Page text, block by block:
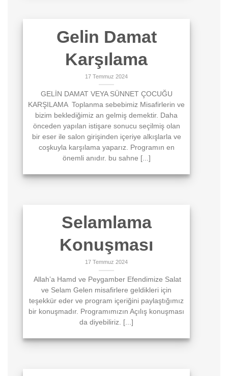
Gelin Damat
Karşılama
17 Temmuz 2024
GELİN DAMAT VEYA SÜNNET ÇOCUĞU
KARŞILAMA Toplanma sebebimiz Misafirlerin ve
bizim beklediğimiz an gelmiş demektir. Daha
önceden yapılan istişare sonucu seçilmiş olan
bir eser ile salon girişinden içeriye alkışlarla ve
coşkuyla karşılama yaparız. Programın en
önemli anıdır. bu sahne [...]
Selamlama
Konuşması
17 Temmuz 2024
Allah’a Hamd ve Peygamber Efendimize Salat
ve Selam Gelen misafirlere geldikleri için
teşekkür eder ve program içeriğini paylaştığımız
bir konuşmadır. Programımızın Açılış konuşması
da diyebiliriz. [...]